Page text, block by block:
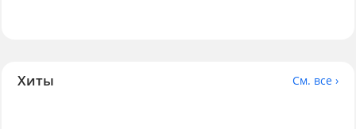
Хиты См. все ›